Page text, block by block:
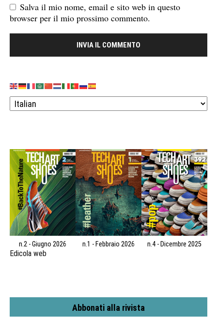
Salva il mio nome, email e sito web in questo
browser per il mio prossimo commento.
n.2 - Giugno 2026 n.1 - Febbraio 2026 n.4 - Dicembre 2025
Edicola web
Abbonati alla rivista